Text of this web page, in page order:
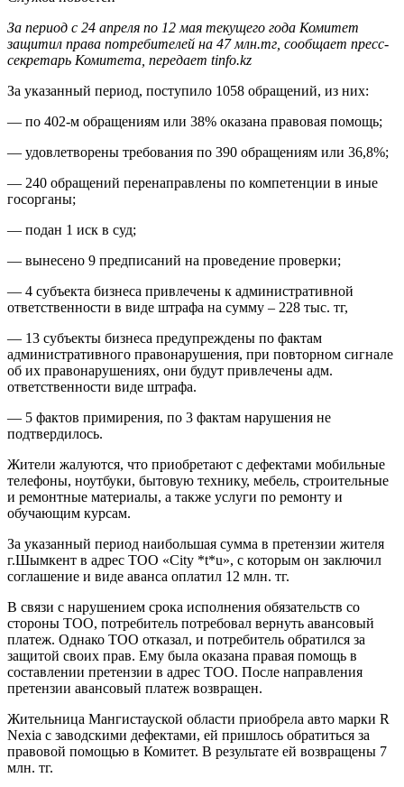
За период с 24 апреля по 12 мая текущего года Комитет
защитил права потребителей на 47 млн.тг, сообщает пресс-
секретарь Комитета, передает tinfo.kz
За указанный период, поступило 1058 обращений, из них:
— по 402-м обращениям или 38% оказана правовая помощь;
— удовлетворены требования по 390 обращениям или 36,8%;
— 240 обращений перенаправлены по компетенции в иные
госорганы;
— подан 1 иск в суд;
— вынесено 9 предписаний на проведение проверки;
— 4 субъекта бизнеса привлечены к административной
ответственности в виде штрафа на сумму – 228 тыс. тг,
— 13 субъекты бизнеса предупреждены по фактам
административного правонарушения, при повторном сигнале
об их правонарушениях, они будут привлечены адм.
ответственности виде штрафа.
— 5 фактов примирения, по 3 фактам нарушения не
подтвердилось.
Жители жалуются, что приобретают с дефектами мобильные
телефоны, ноутбуки, бытовую технику, мебель, строительные
и ремонтные материалы, а также услуги по ремонту и
обучающим курсам.
За указанный период наибольшая сумма в претензии жителя
г.Шымкент в адрес ТОО «City *t*u», с которым он заключил
соглашение и виде аванса оплатил 12 млн. тг.
В связи с нарушением срока исполнения обязательств со
стороны ТОО, потребитель потребовал вернуть авансовый
платеж. Однако ТОО отказал, и потребитель обратился за
защитой своих прав. Ему была оказана правая помощь в
составлении претензии в адрес ТОО. После направления
претензии авансовый платеж возвращен.
Жительница Мангистауской области приобрела авто марки R
Nexia с заводскими дефектами, ей пришлось обратиться за
правовой помощью в Комитет. В результате ей возвращены 7
млн. тг.